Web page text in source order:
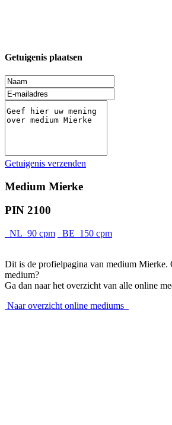
Getuigenis plaatsen
Getuigenis verzenden
Medium Mierke
PIN 2100
NL 90 cpm BE 150 cpm
Dit is de profielpagina van medium Mierke.
medium?
Ga dan naar het overzicht van alle online
Naar overzicht online mediums